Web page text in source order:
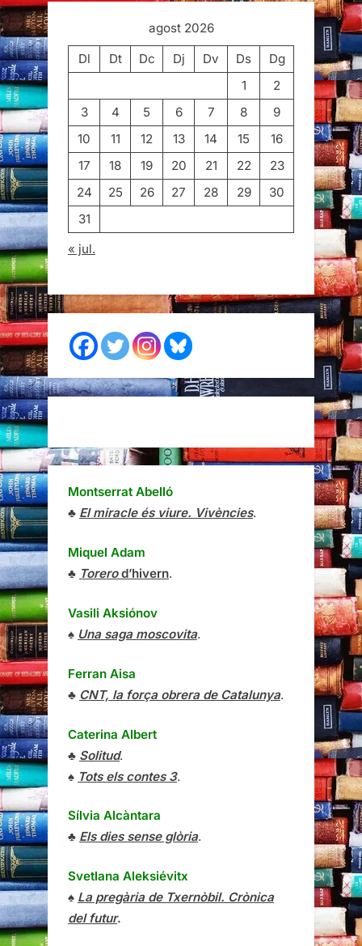
agost 2026
Dl
Dt Dc Dj Dv Ds
Dg
1
2
3
4 5 6 7 8
9
10
11 12 13 14 15
16
17
18 19 20 21 22
23
24
25 26 27 28 29
30
31
« jul.
Montserrat Abelló
♣ El miracle és viure. Vivències.
Miquel Adam
♣ Torerod’hivern.
Vasili Aksiónov
♠ Una saga moscovita.
Ferran Aisa
♣ CNT, la força obrera de Catalunya.
Caterina Albert
♣ Solitud.
♠ Tots els contes 3.
Sílvia Alcàntara
♣ Els dies sense glòria.
Svetlana Aleksiévitx
♠ La pregària de Txernòbil. Crònica
del futur.